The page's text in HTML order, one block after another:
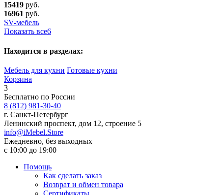
15419 руб.
16961 руб.
SV-мебель
Показать все6
Находится в разделах:
Мебель для кухни Готовые кухни
Корзина
3
Бесплатно по России
8 (812) 981-30-40
г. Санкт-Петербург
Ленинский проспект, дом 12, строение 5
info@iMebel.Store
Ежедневно, без выходных
с 10:00 до 19:00
Помощь
Как сделать заказ
Возврат и обмен товара
Сертификаты